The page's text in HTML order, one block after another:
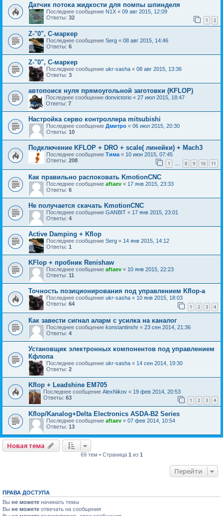
Датчик потока жидкости для помпы шпинделя
Последнее сообщение N1X « 09 авг 2015, 12:09
Ответы: 32 1 2
Z-"0", С-маркер
Последнее сообщение Serg « 08 авг 2015, 14:46
Ответы: 6
Z-"0", C-маркер
Последнее сообщение ukr-sasha « 08 авг 2015, 13:36
Ответы: 3
автопоиск нуля прямоугольной заготовки (KFLOP)
Последнее сообщение donvictorio « 27 июл 2015, 18:47
Ответы: 7
Настройка серво контроллера mitsubishi
Последнее сообщение Дмитро « 06 июл 2015, 20:30
Ответы: 10
Подключение KFLOP + DRO + scale( линейки) + Mach3
Последнее сообщение Тима « 10 июн 2015, 07:45
Ответы: 208 1 … 8 9 10 11
Как правильно распоковать KmotionCNC
Последнее сообщение aftaev « 17 янв 2015, 23:33
Ответы: 6
Не получается скачать KmotionCNC
Последнее сообщение GANBIT « 17 янв 2015, 23:01
Ответы: 4
Active Damping + Kflop
Последнее сообщение Serg « 14 янв 2015, 14:12
Ответы: 1
KFlop + пробник Renishaw
Последнее сообщение aftaev « 10 янв 2015, 22:23
Ответы: 11
Точность позиционирования под управлением Kflop-a
Последнее сообщение ukr-sasha « 10 янв 2015, 18:03
Ответы: 64 1 2 3 4
Как завести сигнал аларм с усилка на каналог
Последнее сообщение konstantinshr « 23 сен 2014, 21:36
Ответы: 4
Установщик электронных компонентов под управлением
Кфлопа
Последнее сообщение ukr-sasha « 14 сен 2014, 19:30
Ответы: 2
Kflop + Leadshine EM705
Последнее сообщение AlexNikov « 19 фев 2014, 20:53
Ответы: 63 1 2 3 4
Kflop/Kanalog+Delta Electronics ASDA-B2 Series
Последнее сообщение aftaev « 07 фев 2014, 10:54
Ответы: 13
Новая тема
69 тем • Страница 1 из 1
Перейти
ПРАВА ДОСТУПА
Вы не можете начинать темы
Вы не можете отвечать на сообщения